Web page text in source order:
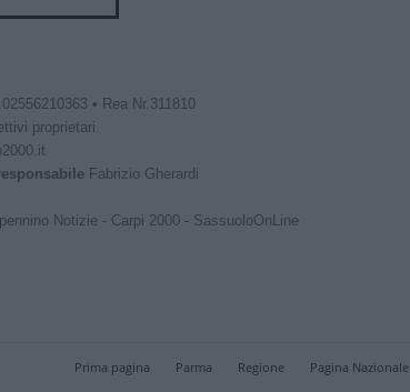
• Rea Nr.311810
proprietari.
Fabrizio Gherardi
Notizie - Carpi 2000 - SassuoloOnLine
Prima pagina Parma Regione Pagina Nazionale